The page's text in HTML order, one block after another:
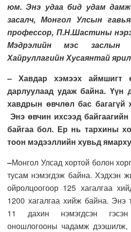
юм. Энэ удаа бид удам
засалч, Монгол Улсын
профессор, П.Н.Шастины
Мэдрэлийн мэс заслын
Хайруллагийн Хусаянтай
–
Хавдар хэмээх аймшигт
дарлуулаад удаж байна. Үүн
хавдрын өвчлөл бас багагүй
Энэ өвчин ихсээд
байгаа бол. Ер нь тархины
тоон мэдээллийн хувьд
–Монгол Улсад хортой болон
тусам нэмэгдэж байна. Хэдхэн
ойролцоогоор 125 хагалгаа
1200 хагалгаа хийж байна. Энэ
11 дахин нэмэгдсэн гэсэн
оношлогооны чадамж дээшилж,